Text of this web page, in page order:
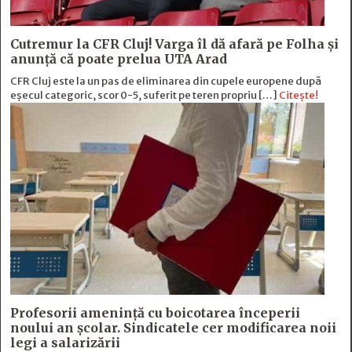
Cutremur la CFR Cluj! Varga îl dă afară pe Folha și
anunță că poate prelua UTA Arad
CFR Cluj este la un pas de eliminarea din cupele europene după
eșecul categoric, scor 0-5, suferit pe teren propriu […] Citește!
Profesorii amenință cu boicotarea începerii
noului an școlar. Sindicatele cer modificarea noii
legi a salarizării